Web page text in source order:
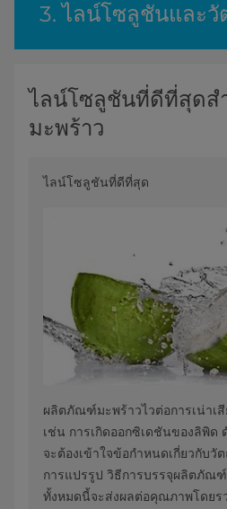
3. ไลน์โซลูชันและ
ไลน์โซลูชันที่ดีที่สุด
มะพร้าว
ไลน์โซลูชันที่ดีที่สุด
ผลิตภัณฑ์มะพร้าวไวต่อการเน่าเ
เช่น การเกิดออกซิเดชันของลิพิด
จะต้องเข้าใจข้อกำหนดเกี่ยวกับวั
การแปรรูป วิธีการบรรจุผลิตภัณ
ทั้งหมดนี้จะส่งผลต่อคุณภาพโดยร